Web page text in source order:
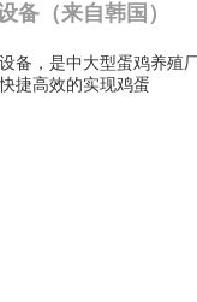
备（来自韩国）
备，是中大型蛋鸡养殖
捷高效的实现鸡蛋